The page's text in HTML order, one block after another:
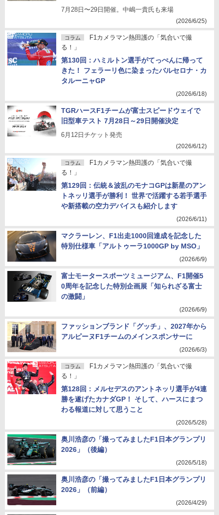
7月28日〜29日開催。中嶋一貴氏も来場
(2026/6/25)
コラム
F1カメラマン熱田護の「気合いで撮
る！」
第130回：ハミルトン選手がてっぺんに帰って
きた！ フェラーリ色に染まったバルセロナ・カ
タルーニャGP
(2026/6/18)
TGRハースF1チームが富士スピードウェイで
旧型車テスト 7月28日～29日開催決定
6月12日チケット発売
(2026/6/12)
コラム
F1カメラマン熱田護の「気合いで撮
る！」
第129回：伝統＆波乱のモナコGPは新星のアン
トネッリ選手が勝利！ 世界で活躍する若手選手
や新搭載の空力デバイスも紹介します
(2026/6/11)
マクラーレン、F1出走1000回達成を記念した
特別仕様車「アルトゥーラ1000GP by MSO」
(2026/6/9)
富士モータースポーツミュージアム、F1開催5
0周年を記念した特別企画展「知られざる富士
の激闘」
(2026/6/9)
ファッションブランド「グッチ」、2027年から
アルピーヌF1チームのメインスポンサーに
(2026/6/3)
コラム
F1カメラマン熱田護の「気合いで撮
る！」
第128回：メルセデスのアントネッリ選手が4連
勝を遂げたカナダGP！ そして、ハースにまつ
わる報道に対して思うこと
(2026/5/28)
奥川浩彦の「撮ってみましたF1日本グランプリ
2026」（後編）
(2026/5/18)
奥川浩彦の「撮ってみましたF1日本グランプリ
2026」（前編）
(2026/4/29)